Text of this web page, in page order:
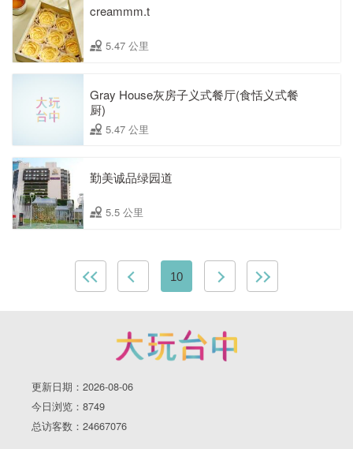
creammm.t
5.47 公里
Gray House灰房子义式餐厅(食恬义式餐
厨)
5.47 公里
勤美诚品绿园道
5.5 公里
10
更新日期：2026-08-06
今日浏览：8749
总访客数：24667076